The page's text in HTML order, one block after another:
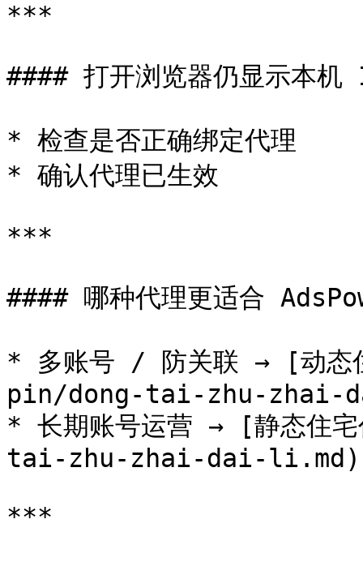
***
#### 打开浏览器仍显示本机
* 检查是否正确绑定代理
* 确认代理已生效
***
#### 哪种代理更适合
* 多账号 / 防关联 → [动
pin/dong-tai-zhu-zhai-
* 长期账号运营 → [静态
tai-zhu-zhai-dai-li.md)
***